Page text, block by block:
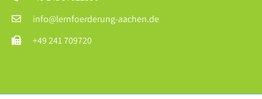
info@lernfoerderung-aachen.de
+49 241 709720